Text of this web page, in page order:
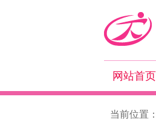
网站首页
当前位置：